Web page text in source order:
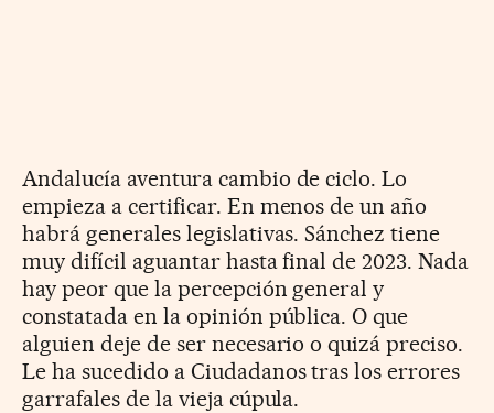
Andalucía aventura cambio de ciclo. Lo
empieza a certificar. En menos de un año
habrá generales legislativas. Sánchez tiene
muy difícil aguantar hasta final de 2023. Nada
hay peor que la percepción general y
constatada en la opinión pública. O que
alguien deje de ser necesario o quizá preciso.
Le ha sucedido a Ciudadanos tras los errores
garrafales de la vieja cúpula.